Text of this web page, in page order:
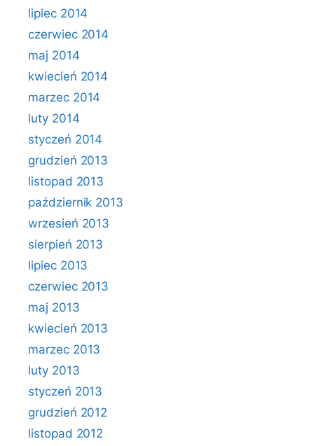
lipiec 2014
czerwiec 2014
maj 2014
kwiecień 2014
marzec 2014
luty 2014
styczeń 2014
grudzień 2013
listopad 2013
październik 2013
wrzesień 2013
sierpień 2013
lipiec 2013
czerwiec 2013
maj 2013
kwiecień 2013
marzec 2013
luty 2013
styczeń 2013
grudzień 2012
listopad 2012